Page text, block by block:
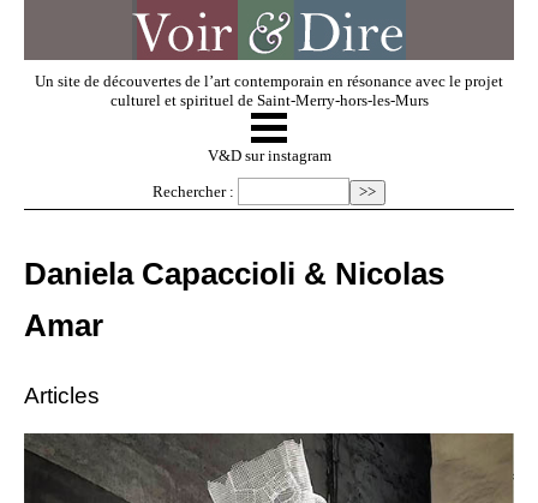
Un site de découvertes de l’art contemporain en résonance avec le projet
culturel et spirituel de Saint-Merry-hors-les-Murs
V & D
Dossiers
☰
V&D sur instagram
Rechercher :
Daniela Capaccioli & Nicolas
Amar
Articles